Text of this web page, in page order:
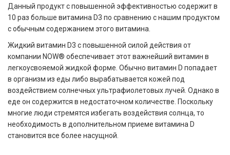
Данный продукт с повышенной эффективностью содержит в
10 раз больше витамина D3 по сравнению с нашим продуктом
с обычным содержанием этого витамина.
Жидкий витамин D3 с повышенной силой действия от
компании NOW® обеспечивает этот важнейший витамин в
легкоусвояемой жидкой форме. Обычно витамин D попадает
в организм из еды либо вырабатывается кожей под
воздействием солнечных ультрафиолетовых лучей. Однако в
еде он содержится в недостаточном количестве. Поскольку
многие люди стремятся избегать воздействия солнца, то
необходимость в дополнительном приеме витамина D
становится все более насущной.